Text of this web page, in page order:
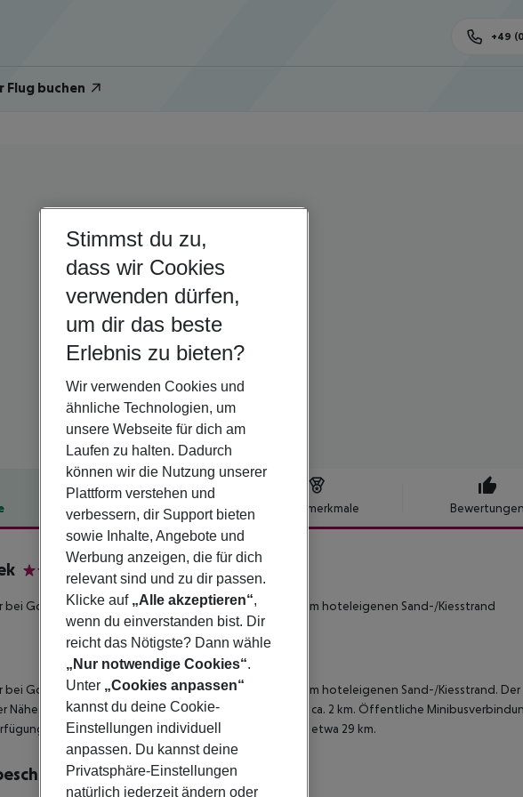
Flug buchen
+49
Hotelbeschreibung Hotelmerkmale Bewertungen
bei Golfern beliebte Resorthotel befindet sich direkt am hoteleigenen Sand-/Kiesstrand
bei Golfern beliebte Resorthotel befindet sich direkt am hoteleigenen Sand-/Kiesstrand. Der
Nähe. Die nächste Ortschaft Kadriye erreichen Sie nach ca. 2 km. Öffentliche
Die Entfernung zum Flughafen Antalya beträgt etwa 29 km.
Stimmst du zu,
dass wir Cookies
verwenden dürfen,
um dir das beste
Erlebnis zu bieten?
Wir verwenden Cookies und
ähnliche Technologien, um
unsere Webseite für dich am
Laufen zu halten. Dadurch
können wir die Nutzung unserer
Plattform verstehen und
verbessern, dir Support bieten
sowie Inhalte, Angebote und
Werbung anzeigen, die für dich
relevant sind und zu dir passen.
Klicke auf „Alle akzeptieren“,
wenn du einverstanden bist. Dir
reicht das Nötigste? Dann wähle
„Nur notwendige Cookies“.
Unter „Cookies anpassen“
kannst du deine Cookie-
Einstellungen individuell
anpassen. Du kannst deine
Privatsphäre-Einstellungen
natürlich jederzeit ändern oder